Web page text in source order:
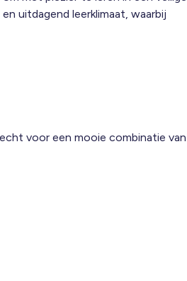
uitdagend leerklimaat, waarbij
voor een mooie combinatie van